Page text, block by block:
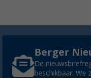
Berger
De
beschikbaar. We